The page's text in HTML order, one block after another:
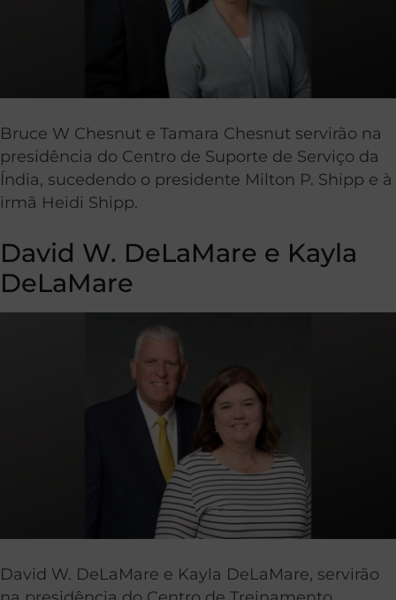
Bruce W Chesnut e Tamara Chesnut servirão na
presidência do Centro de Suporte de Serviço da
Índia, sucedendo o presidente Milton P. Shipp e à
irmã Heidi Shipp.
David W. DeLaMare e Kayla
DeLaMare
David W. DeLaMare e Kayla DeLaMare, servirão